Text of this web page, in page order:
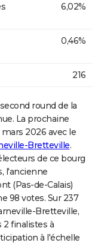
6,02%
0,46%
216
round de la
La prochaine
2026 avec le
Bretteville.
de ce bourg
l'ancienne
(Pas-de-Calais)
98 votes. Sur 237
Bretteville,
2 finalistes à
à l'échelle